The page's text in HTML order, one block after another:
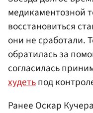
медикаментозной
восстановиться
они не сработали.
обратилась за
согласилась
худетьпод
Ранее Оскар